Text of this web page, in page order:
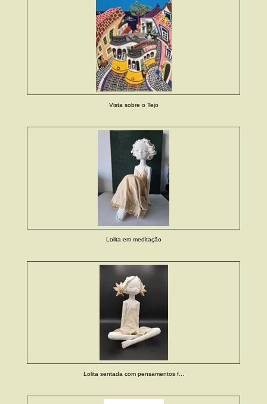
Vista sobre o Tejo
Lolita em meditação
Lolita sentada com pensamentos f...